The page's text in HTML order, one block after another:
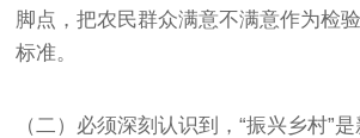
脚点，把农民群众满意不满意作为检
标准。
（二）必须深刻认识到，“振兴乡村”